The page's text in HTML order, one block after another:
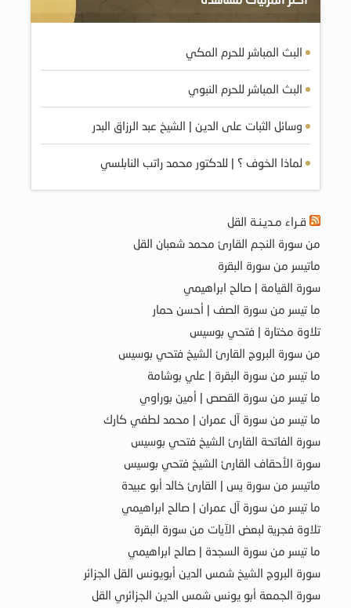
البث المباشر للحرم المكي
البث المباشر للحرم النبوي
وسائل الثبات على الدين | الشيخ عبد الرزاق البدر
لماذا الخوف ؟ | للدكتور محمد راتب النابلسي
قـراء مـديـنـة القل
من سورة النجم القارئ محمد شعبان القل
ماتيسر من سورة البقرة
سورة القيامة | صالح ابراهيمي
ما تيسر من سورة الصف | أحسن حمار
تلاوة مختارة | فتحي بوسيس
من سورة البروج القارئ الشيخ فتحي بوسيس
ما تيسر من سورة البقرة | علي بوشامة
ما تيسر من سورة القصص | أمين بوراوي
ما تيسر من سورة آل عمران | محمد لطفي كارك
سورة الفاتحة القارئ الشيخ فتحي بوسيس
سورة الأحقاف القارئ الشيخ فتحي بوسيس
ماتيسر من سورة يس | القارئ خالد أبو عبيدة
ما تيسر من سورة آل عمران | صالح ابراهيمي
تلاوة فجرية لبعض الآيات من سورة البقرة
ما تيسر من سورة السجدة | صالح ابراهيمي
سورة البروج الشيخ شمس الدين أبويونس القل الجزائر
سورة الجمعة أبو يونس شمس الدين الجزائري القل